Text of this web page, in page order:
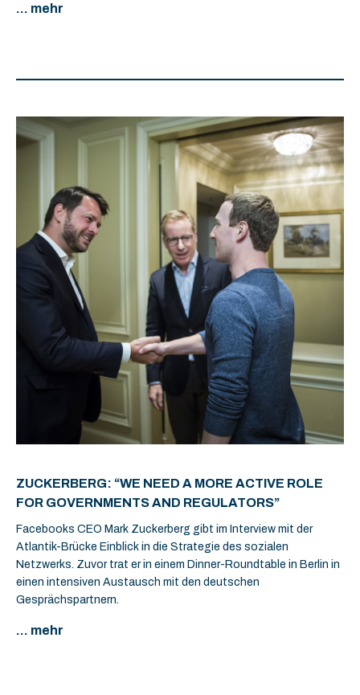
... mehr
ZUCKERBERG: “WE NEED A MORE ACTIVE ROLE
FOR GOVERNMENTS AND REGULATORS”
Facebooks CEO Mark Zuckerberg gibt im Interview mit der
Atlantik-Brücke Einblick in die Strategie des sozialen
Netzwerks. Zuvor trat er in einem Dinner-Roundtable in Berlin in
einen intensiven Austausch mit den deutschen
Gesprächspartnern.
... mehr